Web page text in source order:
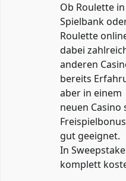
Ob Roulette
Spielbank
Roulette
dabei
anderen
bereits
aber in einem
neuen Casino
gut geeignet.
In
komplett